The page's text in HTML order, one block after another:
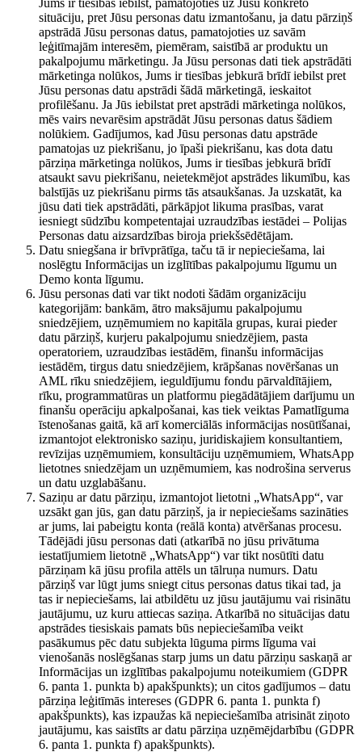
Jums ir tiesības iebilst, pamatojoties uz Jūsu konkrēto
situāciju, pret Jūsu personas datu izmantošanu, ja datu pārziņš
apstrādā Jūsu personas datus, pamatojoties uz savām
leģitīmajām interesēm, piemēram, saistībā ar produktu un
pakalpojumu mārketingu. Ja Jūsu personas dati tiek apstrādāti
mārketinga nolūkos, Jums ir tiesības jebkurā brīdī iebilst pret
Jūsu personas datu apstrādi šādā mārketingā, ieskaitot
profilēšanu. Ja Jūs iebilstat pret apstrādi mārketinga nolūkos,
mēs vairs nevarēsim apstrādāt Jūsu personas datus šādiem
nolūkiem. Gadījumos, kad Jūsu personas datu apstrāde
pamatojas uz piekrišanu, jo īpaši piekrišanu, kas dota datu
pārziņa mārketinga nolūkos, Jums ir tiesības jebkurā brīdī
atsaukt savu piekrišanu, neietekmējot apstrādes likumību, kas
balstījās uz piekrišanu pirms tās atsaukšanas. Ja uzskatāt, ka
jūsu dati tiek apstrādāti, pārkāpjot likuma prasības, varat
iesniegt sūdzību kompetentajai uzraudzības iestādei – Polijas
Personas datu aizsardzības biroja priekšsēdētājam.
Datu sniegšana ir brīvprātīga, taču tā ir nepieciešama, lai
noslēgtu Informācijas un izglītības pakalpojumu līgumu un
Demo konta līgumu.
Jūsu personas dati var tikt nodoti šādām organizāciju
kategorijām: bankām, ātro maksājumu pakalpojumu
sniedzējiem, uzņēmumiem no kapitāla grupas, kurai pieder
datu pārziņš, kurjeru pakalpojumu sniedzējiem, pasta
operatoriem, uzraudzības iestādēm, finanšu informācijas
iestādēm, tirgus datu sniedzējiem, krāpšanas novēršanas un
AML rīku sniedzējiem, ieguldījumu fondu pārvaldītājiem,
rīku, programmatūras un platformu piegādātājiem darījumu un
finanšu operāciju apkalpošanai, kas tiek veiktas Pamatlīguma
īstenošanas gaitā, kā arī komerciālās informācijas nosūtīšanai,
izmantojot elektronisko saziņu, juridiskajiem konsultantiem,
revīzijas uzņēmumiem, konsultāciju uzņēmumiem, WhatsApp
lietotnes sniedzējam un uzņēmumiem, kas nodrošina serverus
un datu uzglabāšanu.
Saziņu ar datu pārziņu, izmantojot lietotni „WhatsApp“, var
uzsākt gan jūs, gan datu pārziņš, ja ir nepieciešams sazināties
ar jums, lai pabeigtu konta (reālā konta) atvēršanas procesu.
Tādējādi jūsu personas dati (atkarībā no jūsu privātuma
iestatījumiem lietotnē „WhatsApp“) var tikt nosūtīti datu
pārziņam kā jūsu profila attēls un tālruņa numurs. Datu
pārziņš var lūgt jums sniegt citus personas datus tikai tad, ja
tas ir nepieciešams, lai atbildētu uz jūsu jautājumu vai risinātu
jautājumu, uz kuru attiecas saziņa. Atkarībā no situācijas datu
apstrādes tiesiskais pamats būs nepieciešamība veikt
pasākumus pēc datu subjekta lūguma pirms līguma vai
vienošanās noslēgšanas starp jums un datu pārziņu saskaņā ar
Informācijas un izglītības pakalpojumu noteikumiem (GDPR
6. panta 1. punkta b) apakšpunkts); un citos gadījumos – datu
pārziņa leģitīmās intereses (GDPR 6. panta 1. punkta f)
apakšpunkts), kas izpaužas kā nepieciešamība atrisināt ziņoto
jautājumu, kas saistīts ar datu pārziņa uzņēmējdarbību (GDPR
6. panta 1. punkta f) apakšpunkts).